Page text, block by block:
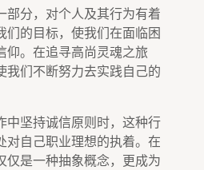
部分，对个人及其行为有着
们的目标，使我们在面临困
仰。在追寻高尚灵魂之旅
我们不断努力去实践自己的
中坚持诚信原则时，这种行
对自己职业理想的执着。在
仅是一种抽象概念，更成为